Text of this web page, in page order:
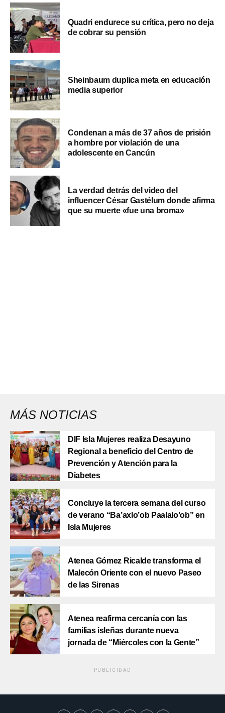
Quadri endurece su crítica, pero no deja
de cobrar su pensión
Sheinbaum duplica meta en educación
media superior
Condenan a más de 37 años de prisión
a hombre por violación de una
adolescente en Cancún
La verdad detrás del video del
influencer César Gastélum donde afirma
que su muerte «fue una broma»
MÁS NOTICIAS
DIF Isla Mujeres realiza Desayuno
Regional a beneficio del Centro de
Prevención y Atención para la
Diabetes
Concluye la tercera semana del curso
de verano “Ba’axlo’ob Paalalo’ob” en
Isla Mujeres
Atenea Gómez Ricalde transforma el
Malecón Oriente con el nuevo Paseo
de las Sirenas
Atenea reafirma cercanía con las
familias isleñas durante nueva
jornada de “Miércoles con la Gente”
PUBLICIDAD